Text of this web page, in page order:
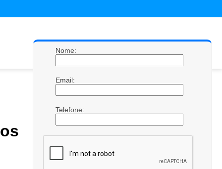
Nome:
Email:
Telefone: